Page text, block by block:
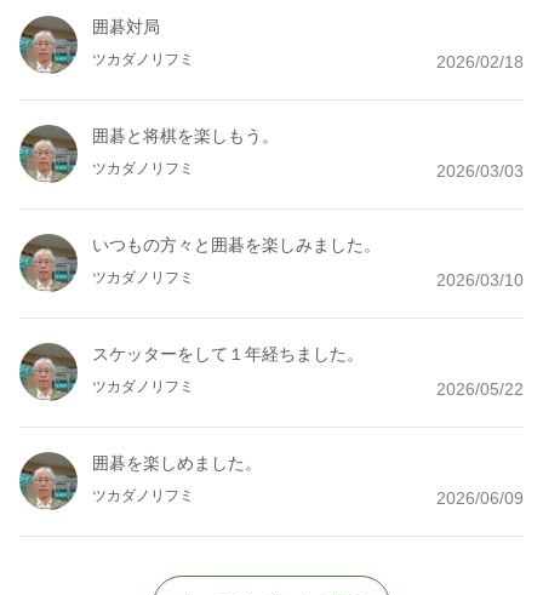
囲碁対局
ツカダノリフミ 2026/02/18
囲碁と将棋を楽しもう。
ツカダノリフミ 2026/03/03
いつもの方々と囲碁を楽しみました。
ツカダノリフミ 2026/03/10
スケッターをして１年経ちました。
ツカダノリフミ 2026/05/22
囲碁を楽しめました。
ツカダノリフミ 2026/06/09